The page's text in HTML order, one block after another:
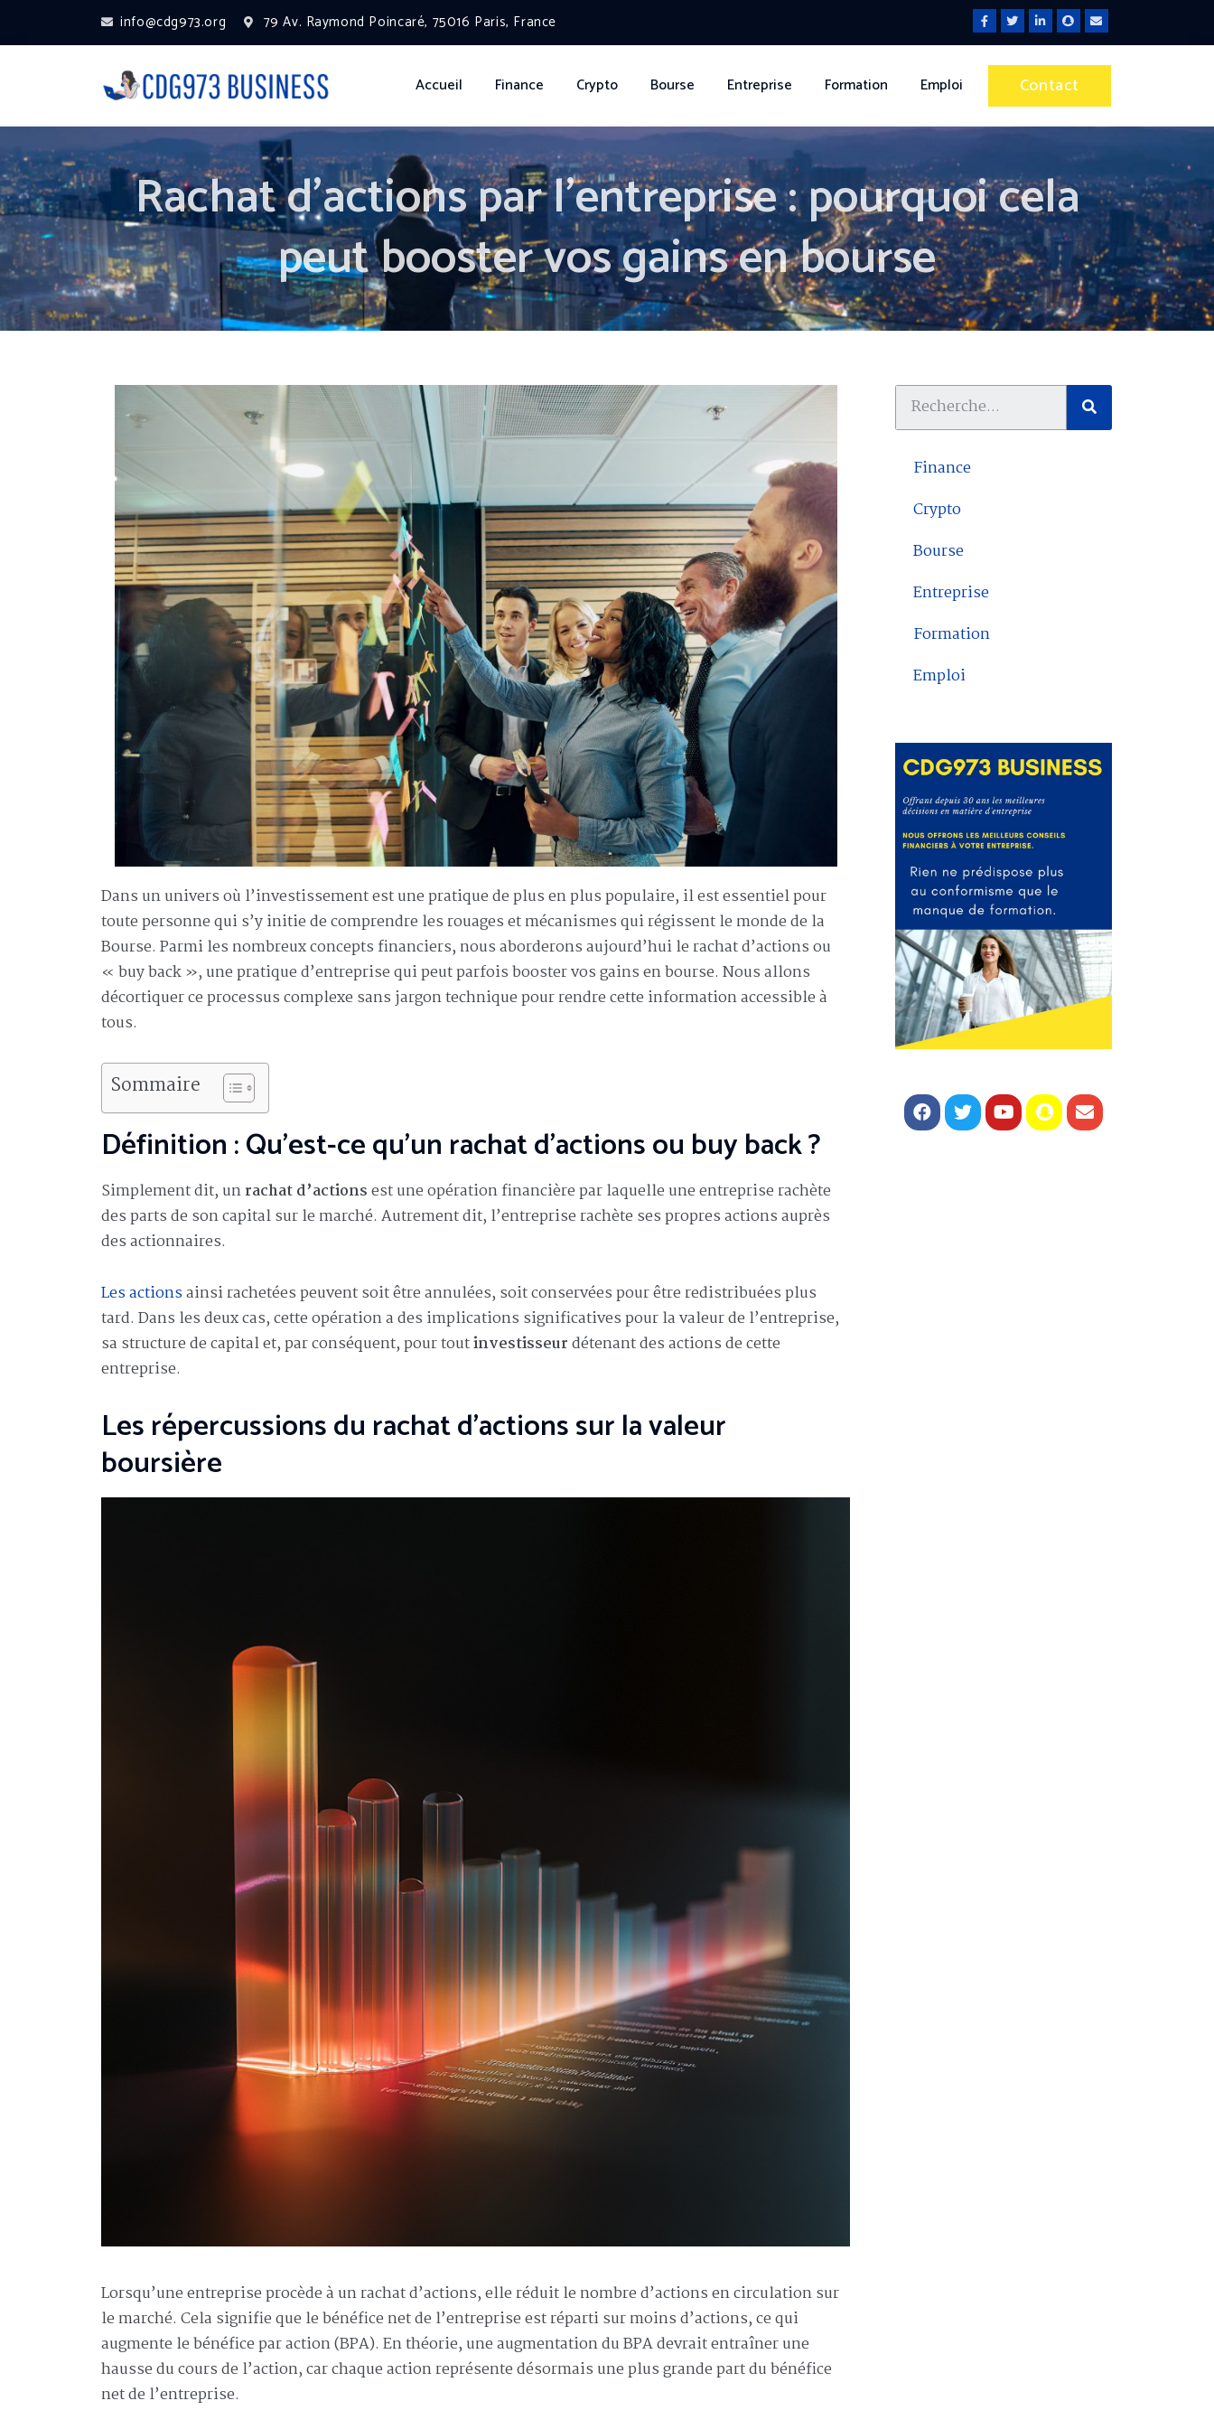
info@cdg973.org 79 Av. Raymond Poincaré, 75016 Paris, France
Accueil Finance Crypto Bourse Entreprise Formation Emploi Contact
Rachat d’actions par l’entreprise : pourquoi cela
peut booster vos gains en bourse
Dans un univers où l’investissement est une pratique de plus en plus populaire, il est essentiel pour
toute personne qui s’y initie de comprendre les rouages et mécanismes qui régissent le monde de la
Bourse. Parmi les nombreux concepts financiers, nous aborderons aujourd’hui le rachat d’actions ou
« buy back », une pratique d’entreprise qui peut parfois booster vos gains en bourse. Nous allons
décortiquer ce processus complexe sans jargon technique pour rendre cette information accessible à
tous.
Sommaire
Définition : Qu’est-ce qu’un rachat d’actions ou buy back ?
Simplement dit, unrachat d’actionsest une opération financière par laquelle une entreprise rachète
des parts de son capital sur le marché. Autrement dit, l’entreprise rachète ses propres actions auprès
des actionnaires.
Les actionsainsi rachetées peuvent soit être annulées, soit conservées pour être redistribuées plus
tard. Dans les deux cas, cette opération a des implications significatives pour la valeur de l’entreprise,
sa structure de capital et, par conséquent, pour toutinvestisseurdétenant des actions de cette
entreprise.
Les répercussions du rachat d’actions sur la valeur
boursière
Lorsqu’une entreprise procède à un rachat d’actions, elle réduit le nombre d’actions en circulation sur
le marché. Cela signifie que le bénéfice net de l’entreprise est réparti sur moins d’actions, ce qui
augmente le bénéfice par action (BPA). En théorie, une augmentation du BPA devrait entraîner une
hausse du cours de l’action, car chaque action représente désormais une plus grande part du bénéfice
net de l’entreprise.
Finance
Crypto
Bourse
Entreprise
Formation
Emploi